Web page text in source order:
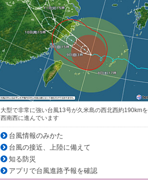
大型で非常に強い台風13号が久米島の西北西約190kmを
西南西に進んでいます
台風情報のみかた
台風の接近、上陸に備えて
知る防災
アプリで台風進路予報を確認